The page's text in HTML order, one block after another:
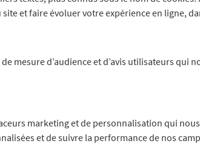
concernant. Pour plus d’informations,
et faire évoluer votre expérience en ligne,
de mesure d’audience et d’avis utilisateurs qui
marketing et de personnalisation qui
et de suivre la performance de nos